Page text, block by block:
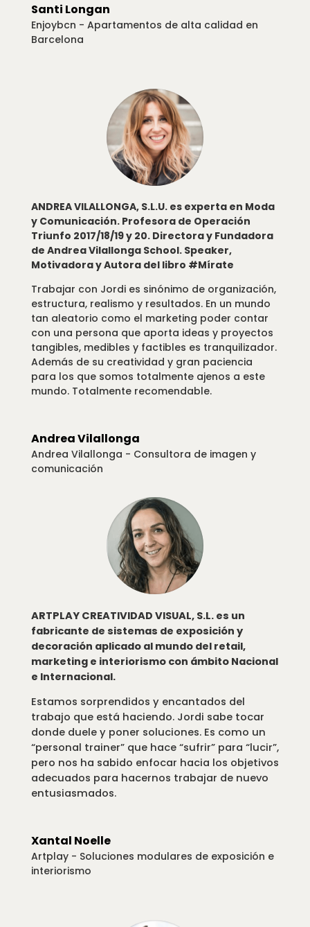
Santi Longan
Enjoybcn - Apartamentos de alta calidad en
Barcelona
ANDREA VILALLONGA, S.L.U. es experta en Moda
y Comunicación. Profesora de Operación
Triunfo 2017/18/19 y 20. Directora y Fundadora
de Andrea Vilallonga School. Speaker,
Motivadora y Autora del libro #Mírate
Trabajar con Jordi es sinónimo de organización,
estructura, realismo y resultados. En un mundo
tan aleatorio como el marketing poder contar
con una persona que aporta ideas y proyectos
tangibles, medibles y factibles es tranquilizador.
Además de su creatividad y gran paciencia
para los que somos totalmente ajenos a este
mundo. Totalmente recomendable.
Andrea Vilallonga
Andrea Vilallonga - Consultora de imagen y
comunicación
ARTPLAY CREATIVIDAD VISUAL, S.L. es un
fabricante de sistemas de exposición y
decoración aplicado al mundo del retail,
marketing e interiorismo con ámbito Nacional
e Internacional.
Estamos sorprendidos y encantados del
trabajo que está haciendo. Jordi sabe tocar
donde duele y poner soluciones. Es como un
“personal trainer” que hace “sufrir” para “lucir”,
pero nos ha sabido enfocar hacia los objetivos
adecuados para hacernos trabajar de nuevo
entusiasmados.
Xantal Noelle
Artplay - Soluciones modulares de exposición e
interiorismo